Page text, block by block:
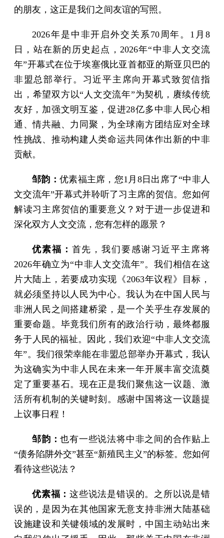
的朋友，这正是我们之间友谊的写照。
2026年是中非开启外交关系70周年。1月8
日，站在新的历史起点，2026年“中非人文交流
年”开幕式在位于埃塞俄比亚首都亚的斯亚贝巴的
非盟总部举行。习近平主席向开幕式致贺信指
出，希望双方以“人文交流年”为契机，赓续传统
友好，加强文明互鉴，促进28亿多中非人民心相
通、情共融、力同聚，为全球南方团结应对全球
性挑战、推动构建人类命运共同体作出新的中非
贡献。
邹韵： 优素福主席，您1月8日出席了“中非人
文交流年”开幕式并聆听了习主席的贺信。您如何
解读习主席贺信的重要意义？对于进一步促进和
深化双方人文交流，您有怎样的愿景？
优素福： 首先，我们要感谢习近平主席将
2026年确立为“中非人文交流年”。我们相信在这
片大陆上，若要成功实现《2063年议程》目标，
就必须坚持以人民为中心。我认为在中国人民与
非洲人民之间搭建桥梁，是一个关乎生存发展的
重要命题。毕竟我们所有的政治行动，最终都服
务于人民的福祉。因此，我们欢迎“中非人文交流
年”。我们很荣幸能在非盟总部举办开幕式，我认
为这确实为中非人民在未来一年开展丰富交流奠
定了重要基石。现在正是我们聚焦这一议题、激
活所有机制的关键时刻。感谢中国将这一议题提
上议事日程！
邹韵：也有一些说法将中非之间的合作贴上
“债务陷阱外交”甚至“新殖民主义”的标签。您如何
看待这些说法？
优素福：这些说法是错误的。之所以说是错
误的，是因为在其他国家无意支持非洲大陆基础
设施建设和关键领域的发展时，中国主动站出来